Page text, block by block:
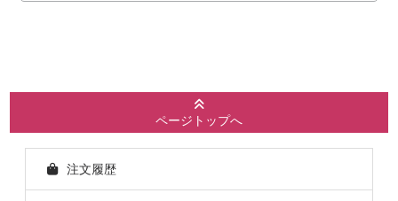
ページトップへ
注文履歴